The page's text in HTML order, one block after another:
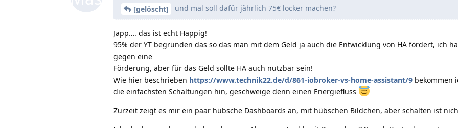
[gelöscht] und mal soll dafür jährlich 75€ locker machen?
Japp…. das ist echt Happig!
95% der YT begründen das so das man mit dem Geld ja auch die Entwicklung von HA fördert, ich
gegen eine
Förderung, aber für das Geld sollte HA auch nutzbar sein!
Wie hier beschrieben https://www.technik22.de/d/861-iobroker-vs-home-assistant/9 bekommen
die einfachsten Schaltungen hin, geschweige denn einen Energiefluss
Zurzeit zeigt es mir ein paar hübsche Dashboards an, mit hübschen Bildchen, aber schalten ist